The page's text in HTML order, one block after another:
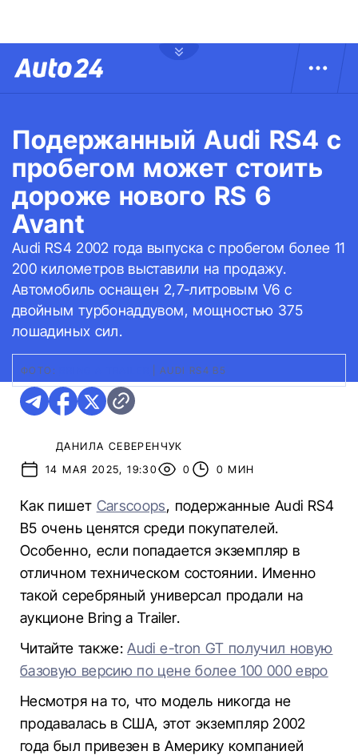
Подержанный Audi RS4 с
пробегом может стоить
дороже нового RS 6
Avant
Audi RS4 2002 года выпуска с пробегом более 11
200 километров выставили на продажу.
Автомобиль оснащен 2,7-литровым V6 с
двойным турбонаддувом, мощностью 375
лошадиных сил.
ФОТО: AUDI RS4 B5
ДАНИЛА СЕВЕРЕНЧУК
14 МАЯ 2025, 19:30
0 0 МИН
Как пишет Carscoops, подержанные Audi RS4
B5 очень ценятся среди покупателей.
Особенно, если попадается экземпляр в
отличном техническом состоянии. Именно
такой серебряный универсал продали на
аукционе Bring a Trailer.
Читайте также:Audi e-tron GT получил новую
базовую версию по цене более 100 000 евро
Несмотря на то, что модель никогда не
продавалась в США, этот экземпляр 2002
года был привезен в Америку компанией